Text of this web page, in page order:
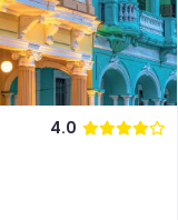
4.0